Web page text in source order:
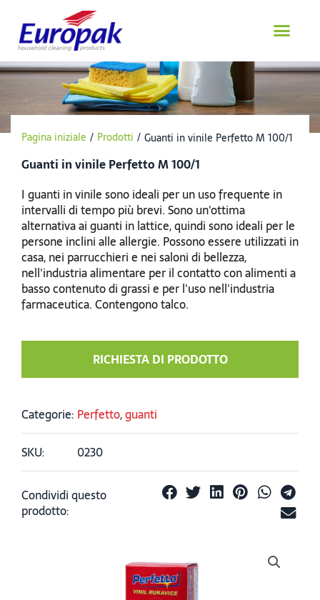
contenuto
Pagina iniziale / Prodotti / Guanti in vinile Perfetto M 100/1
Guanti in vinile Perfetto M 100/1
I guanti in vinile sono ideali per un uso frequente in
intervalli di tempo più brevi. Sono un'ottima
alternativa ai guanti in lattice, quindi sono ideali per le
persone inclini alle allergie. Possono essere utilizzati in
casa, nei parrucchieri e nei saloni di bellezza,
nell'industria alimentare per il contatto con alimenti a
basso contenuto di grassi e per l'uso nell'industria
farmaceutica. Contengono talco.
RICHIESTA DI PRODOTTO
Categorie: Perfetto,guanti
SKU: 0230
Condividi questo
prodotto: